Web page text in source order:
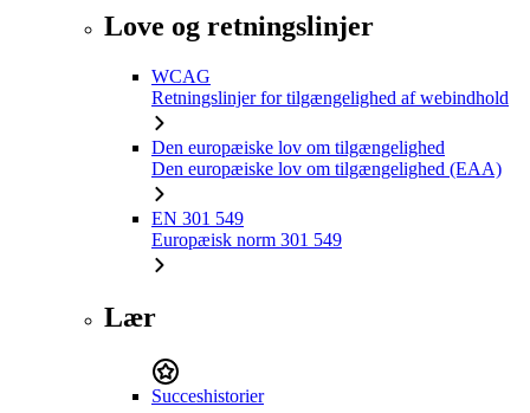
Love og retningslinjer
WCAG
Retningslinjer for tilgængelighed af webindhold
Den europæiske lov om tilgængelighed
Den europæiske lov om tilgængelighed (EAA)
EN 301 549
Europæisk norm 301 549
Lær
Succeshistorier